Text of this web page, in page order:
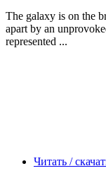
The galaxy is on the
apart by an
represented ...
Читать /